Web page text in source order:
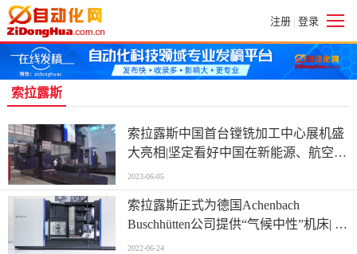
注册 | 登录
索拉露斯
索拉露斯中国首台镗铣加工中心展机盛
大亮相|坚定看好中国在新能源、航空航
天、自动化科技等重要行业与创新领域
的需求发展
2023-06-05
索拉露斯正式为德国Achenbach
Buschhütten公司提供“气候中性”机床| 将
经济与可持续性理念相结合，助力用户
2022-06-24